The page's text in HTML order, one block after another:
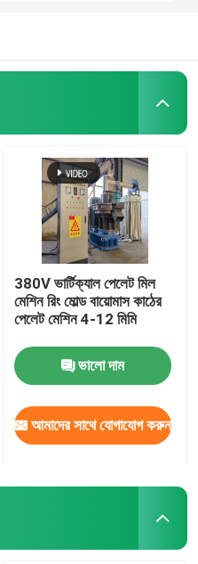
380V ভার্টিক্যাল পেলেট মিল
মেশিন রিং মোল্ড বায়োমাস কাঠের
পেলেট মেশিন 4-12 মিমি
ভালো দাম
আমাদের সাথে যোগাযোগ করুন